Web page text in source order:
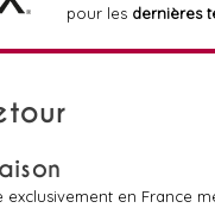
pour les dernières
exclusivement en France